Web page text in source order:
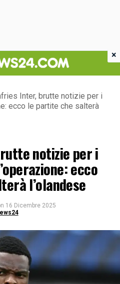
Inter, brutte notizie per i
ecco le partite che salterà
notizie per i
ecco
l’olandese
16 Dicembre 2025
×